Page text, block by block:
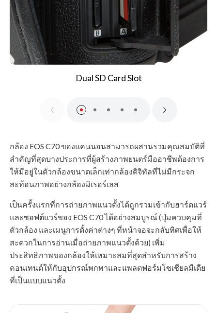
Dual SD Card Slot
กล้อง EOS C70 ของแคนนอนสามารถผสานรวมคุณสมบัติที่
สำคัญที่สุดบางประการที่ผู้สร้างภาพยนตร์มืออาชีพต้องการ
ให้มีอยู่ในตัวกล้องขนาดเล็กเท่ากล้องดิจิทัลที่ไม่มีกระจก
สะท้อนภาพอย่างกล้องมิเรอร์เลส
เป็นครั้งแรกที่การถ่ายภาพแนวตั้งได้ถูกรวมเข้ากับฮาร์ดแวร์
และซอฟต์แวร์ของ EOS C70 ได้อย่างสมบูรณ์ (ปุ่มควบคุมที่
ตัวกล้อง และเมนูการตั้งค่าต่างๆ ที่หน้าจอจะกลับทิศเพื่อให้
สะดวกในการอ่านเมื่อถ่ายภาพแนวตั้งด้วย) เพิ่ม
ประสิทธิภาพของกล้องให้เหมาะสมที่สุดสำหรับการสร้าง
คอนเทนต์ให้กับอุปกรณ์พกพาและแพลตฟอร์มโซเชียลมีเดีย
ที่เป็นแบบแนวตั้ง